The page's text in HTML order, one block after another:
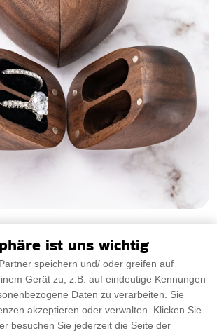
wunderschöne Herz Ring Kasten, die
Anlass eine einzigartige
AUS €13.32
ist uns wichtig
speichern und/ oder greifen auf
Gerät zu, z.B. auf eindeutige Kennungen
Daten zu verarbeiten. Sie
akzeptieren oder verwalten. Klicken Sie
besuchen Sie jederzeit die Seite der